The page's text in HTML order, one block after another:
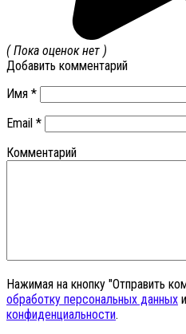
( Пока оценок нет )
Добавить комментарий
Имя *
Email *
Комментарий
Нажимая на кнопку "Отправить
обработку персональных данных
конфиденциальности.